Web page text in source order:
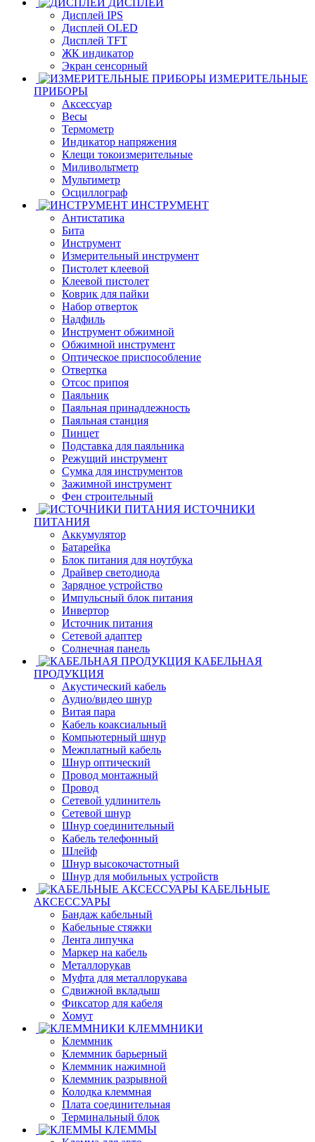
ДИСПЛЕИ
Дисплей IPS
Дисплей OLED
Дисплей TFT
ЖК индикатор
Экран сенсорный
ИЗМЕРИТЕЛЬНЫЕ
ПРИБОРЫ
Аксессуар
Весы
Термометр
Индикатор напряжения
Клещи токоизмерительные
Миливольтметр
Мультиметр
Осциллограф
ИНСТРУМЕНТ
Антистатика
Бита
Инструмент
Измерительный инструмент
Пистолет клеевой
Клеевой пистолет
Коврик для пайки
Набор отверток
Надфиль
Инструмент обжимной
Обжимной инструмент
Оптическое приспособление
Отвертка
Отсос припоя
Паяльник
Паяльная принадлежность
Паяльная станция
Пинцет
Подставка для паяльника
Режущий инструмент
Сумка для инструментов
Зажимной инструмент
Фен строительный
ИСТОЧНИКИ
ПИТАНИЯ
Аккумулятор
Батарейка
Блок питания для ноутбука
Драйвер светодиода
Зарядное устройство
Импульсный блок питания
Инвертор
Источник питания
Сетевой адаптер
Солнечная панель
КАБЕЛЬНАЯ
ПРОДУКЦИЯ
Акустический кабель
Аудио/видео шнур
Витая пара
Кабель коаксиальный
Компьютерный шнур
Межплатный кабель
Шнур оптический
Провод монтажный
Провод
Сетевой удлинитель
Сетевой шнур
Шнур соединительный
Кабель телефонный
Шлейф
Шнур высокочастотный
Шнур для мобильных устройств
КАБЕЛЬНЫЕ
АКСЕССУАРЫ
Бандаж кабельный
Кабельные стяжки
Лента липучка
Маркер на кабель
Металлорукав
Муфта для металлорукава
Сдвижной вкладыш
Фиксатор для кабеля
Хомут
КЛЕММНИКИ
Клеммник
Клеммник барьерный
Клеммник нажимной
Клеммник разрывной
Колодка клеммная
Плата соединительная
Терминальный блок
КЛЕММЫ